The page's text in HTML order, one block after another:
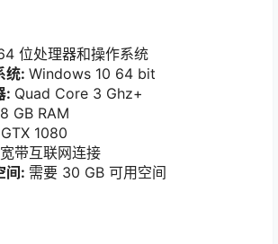
位处理器和操作系统
统: Windows 10 64 bit
: Quad Core 3 Ghz+
8 GB RAM
GTX 1080
宽带互联网连接
间: 需要 30 GB 可用空间